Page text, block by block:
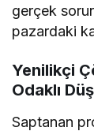
gerçek
pazardaki
Yenilikçi
Odaklı
Saptanan